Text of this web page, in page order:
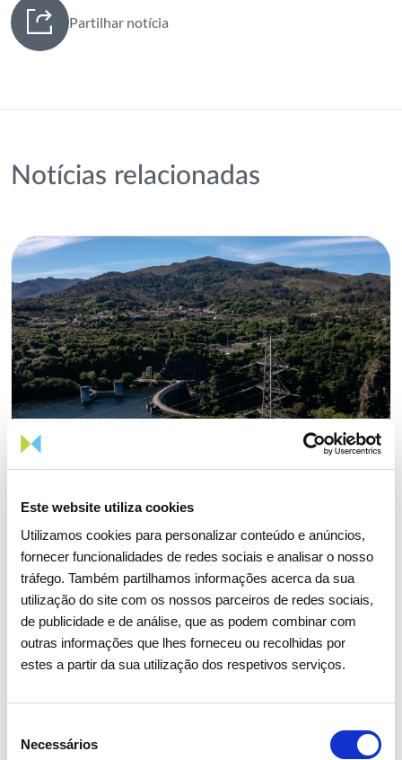
Este website utiliza cookies
Utilizamos cookies para personalizar conteúdo e anúncios,
fornecer funcionalidades de redes sociais e analisar o nosso
tráfego. Também partilhamos informações acerca da sua
utilização do site com os nossos parceiros de redes sociais,
de publicidade e de análise, que as podem combinar com
outras informações que lhes forneceu ou recolhidas por
estes a partir da sua utilização dos respetivos serviços.
Necessários
Partilhar notícia
Notícias relacionadas
05 AGOSTO 2026
Revista TIME volta a distinguir
REN como uma das empresas
mais sustentáveis do mundo